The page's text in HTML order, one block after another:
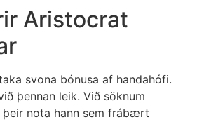
Aristocrat
svona bónusa af handahófi.
þennan leik. Við söknum
þeir nota hann sem frábært